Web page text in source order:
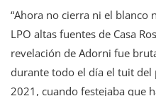
“Ahora no cierra ni el blanco
LPO altas fuentes de Casa
revelación de Adorni fue
durante todo el día el tuit
2021, cuando festejaba que